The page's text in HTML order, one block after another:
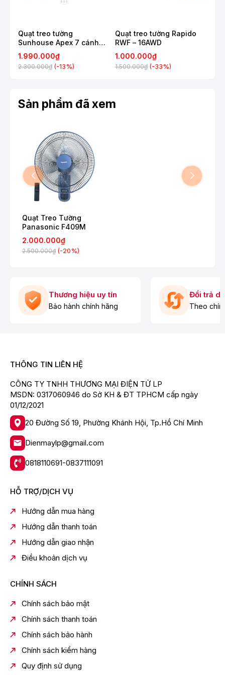
Quạt treo tường
Sunhouse Apex 7 cánh
APF7336W 57W
1.990.000₫
2.300.000₫ (-13%)
Quạt treo tường Rapido
RWF – 16AWD
1.000.000₫
1.500.000₫ (-33%)
Sản phẩm đã xem
Quạt Treo Tường
Panasonic F409M
2.000.000₫
2.500.000₫ (-20%)
Thương hiệu uy tín
Bảo hành chính hãng
Đổi trả
Theo
THÔNG TIN LIÊN HỆ
CÔNG TY TNHH THƯƠNG MẠI ĐIỆN TỬ LP
MSDN: 0317060946 do Sở KH & ĐT TPHCM cấp ngày
01/12/2021
20 Đường Số 19, Phường Khánh Hội, Tp.Hồ Chí Minh
Dienmaylp@gmail.com
0818110691-0837111091
HỖ TRỢ/DỊCH VỤ
Hướng dẫn mua hàng
Hướng dẫn thanh toán
Hướng dẫn giao nhận
Điều khoản dịch vụ
CHÍNH SÁCH
Chính sách bảo mật
Chính sách thanh toán
Chính sách bảo hành
Chính sách kiểm hàng
Quy định sử dụng